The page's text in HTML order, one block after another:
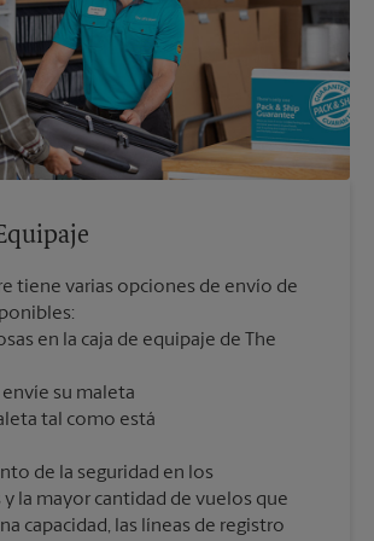
tiene varias opciones de envío de
en la caja de equipaje de The
envíe su maleta
de la seguridad en los
la mayor cantidad de vuelos que
capacidad, las líneas de registro